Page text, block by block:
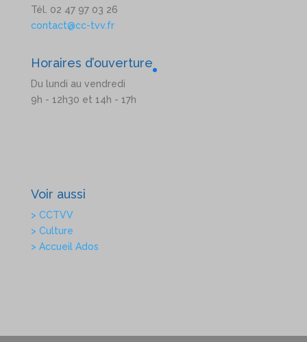
Tél. 02 47 97 03 26
contact@cc-tvv.fr
Horaires d’ouverture
Du lundi au vendredi
9h - 12h30 et 14h - 17h
Voir aussi
> CCTVV
> Culture
> Accueil Ados